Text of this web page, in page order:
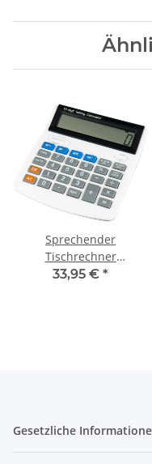
Sprechender
Tischrechner
Tischrechner im
33,95 € *
Gesetzliche